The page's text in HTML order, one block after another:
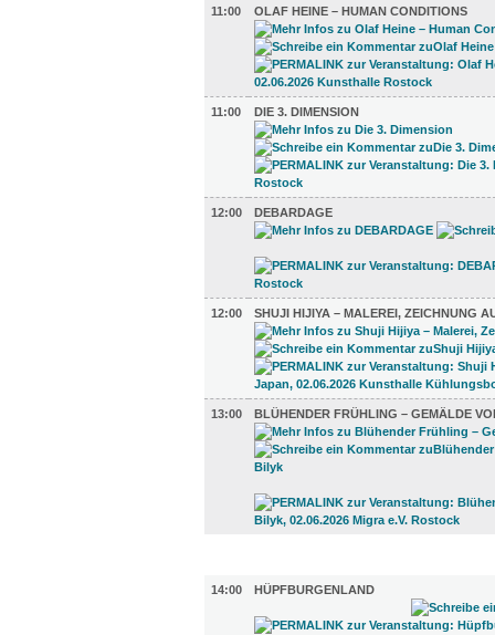
11:00 OLAF HEINE – HUMAN CONDITIONS
11:00 DIE 3. DIMENSION
12:00 DEBARDAGE
12:00 SHUJI HIJIYA – MALEREI, ZEICHNUNG
13:00 BLÜHENDER FRÜHLING – GEMÄLDE
14:00
HÜPFBURGENLAND